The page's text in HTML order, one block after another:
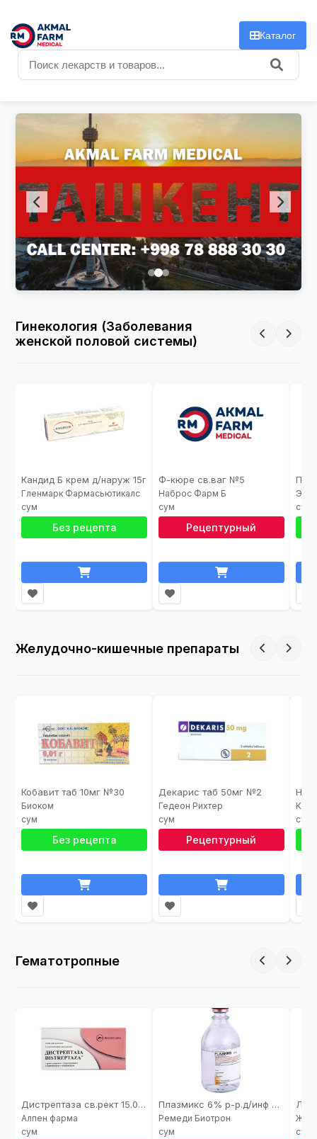
Каталог
Гинекология (Заболевания
женской половой системы)
Кандид Б крем д/наруж 15г
Гленмарк Фармасьютикалс
Без рецепта
Ф-кюре св.ваг №5
Наброс Фарм Б
Рецептурный
Желудочно-кишечные препараты
Кобавит таб 10мг №30
Биоком
Без рецепта
Декарис таб 50мг №2
Гедеон Рихтер
Рецептурный
Гематотропные
Дистрептаза св.рект 15.000+1250МЕ №6
Алпен фарма
Плазмикс 6% р-р.д/инф 200мл
Ремеди Биотрон